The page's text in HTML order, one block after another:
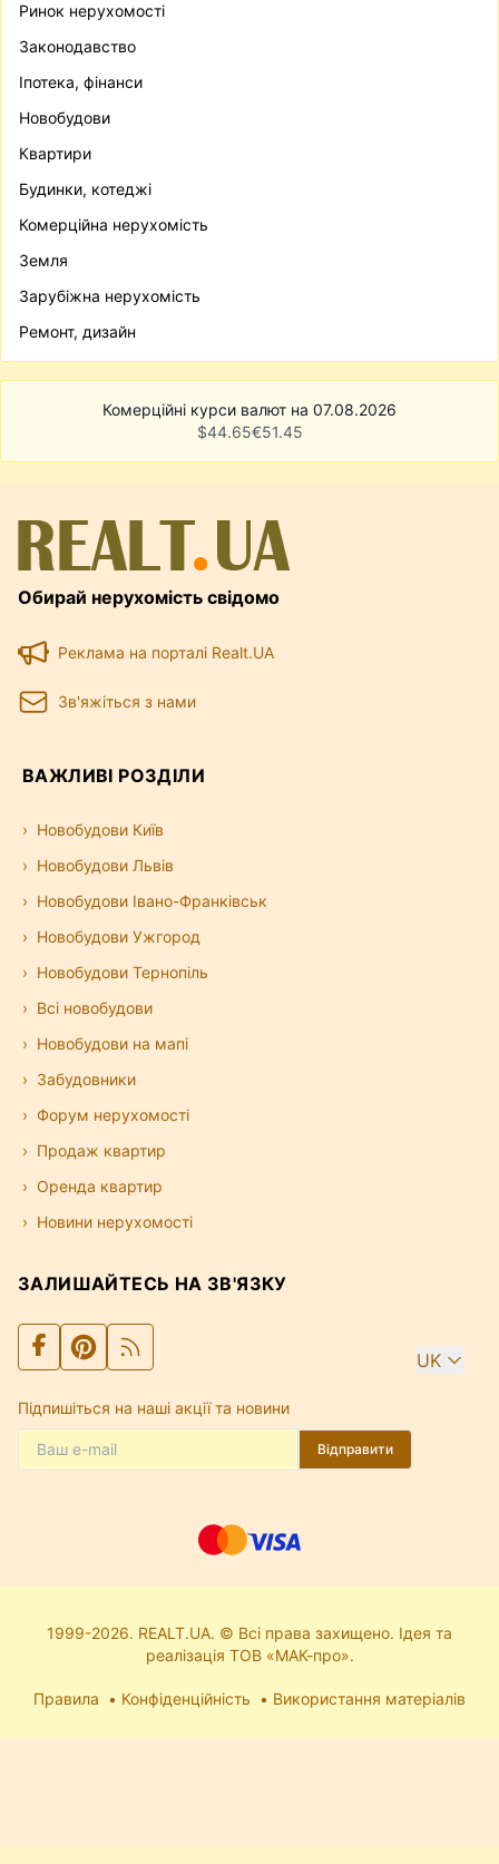
Ринок нерухомості
Законодавство
Іпотека, фінанси
Новобудови
Квартири
Будинки, котеджі
Комерційна нерухомість
Земля
Зарубіжна нерухомість
Ремонт, дизайн
Комерційні курси валют на 07.08.2026
$44.65€51.45
Обирай нерухомість свідомо
Реклама на порталі Realt.UA
Зв'яжіться з нами
ВАЖЛИВІ РОЗДІЛИ
Новобудови Київ
Новобудови Львів
Новобудови Івано-Франківськ
Новобудови Ужгород
Новобудови Тернопіль
Всі новобудови
Новобудови на мапі
Забудовники
Форум нерухомості
Продаж квартир
Оренда квартир
Новини нерухомості
ЗАЛИШАЙТЕСЬ НА ЗВ'ЯЗКУ
UK
Підпишіться на наші акції та новини
Відправити
1999-2026. REALT.UA. © Всі права захищено. Ідея та
реалізація ТОВ «МАК-про».
Правила Конфіденційність Використання матеріалів